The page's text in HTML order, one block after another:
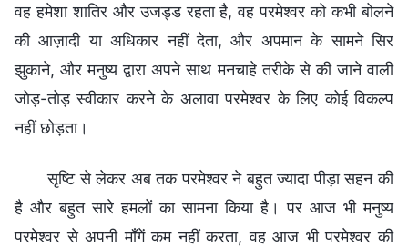
वह हमेशा शातिर और उजड्ड रहता है, वह परमेश्वर को कभी बोलने
की आज़ादी या अधिकार नहीं देता, और अपमान के सामने सिर
झुकाने, और मनुष्य द्वारा अपने साथ मनचाहे तरीके से की जाने वाली
जोड़-तोड़ स्वीकार करने के अलावा परमेश्वर के लिए कोई विकल्प
नहीं छोड़ता।
सृष्टि से लेकर अब तक परमेश्वर ने बहुत ज्यादा पीड़ा सहन की
है और बहुत सारे हमलों का सामना किया है। पर आज भी मनुष्य
परमेश्वर से अपनी माँगें कम नहीं करता, वह आज भी परमेश्वर की